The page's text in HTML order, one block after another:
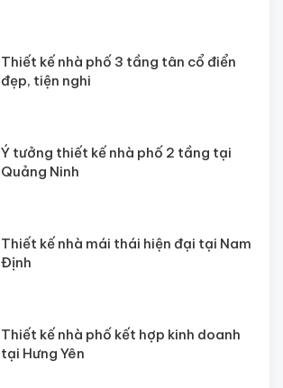
Thiết kế nhà phố 3 tầng tân cổ điển
đẹp, tiện nghi
Ý tưởng thiết kế nhà phố 2 tầng tại
Quảng Ninh
Thiết kế nhà mái thái hiện đại tại Nam
Định
Thiết kế nhà phố kết hợp kinh doanh
tại Hưng Yên